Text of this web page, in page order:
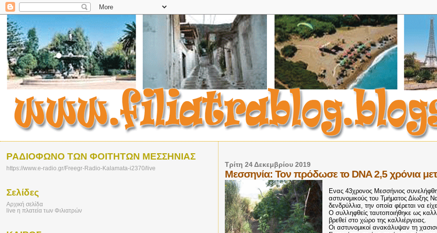
Τρίτη 24 Δεκεμβρίου 2019
Μεσσηνία: Τον πρόδωσε το DNA 2,5 χρόνια
Ενας 43χρονος Μεσσήνιος
αστυνομικούς του Τμήματος Δίωξης
δενδρύλλια, την οποία φέρεται να
Ο συλληφθείς ταυτοποιήθηκε ως
βρεθεί στο χώρο της καλλιέργειας.
Οι αστυνομικοί ανακάλυψαν τη
ΡΑΔΙΟΦΩΝΟ ΤΩΝ ΦΟΙΤΗΤΩΝ ΜΕΣΣΗΝΙΑΣ
https://www.e-radio.gr/Freegr-Radio-Kalamata-i2370/live
Σελίδες
Αρχική σελίδα
live η πλατεία των Φιλιατρών